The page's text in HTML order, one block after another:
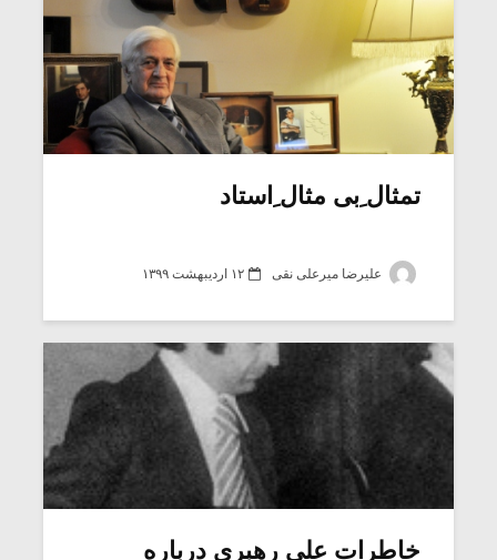
تمثال ِبی مثال ِاستاد
علیرضا میرعلی نقی ۱۲ اردیبهشت ۱۳۹۹
خاطرات علی رهبری درباره
موریس ژار